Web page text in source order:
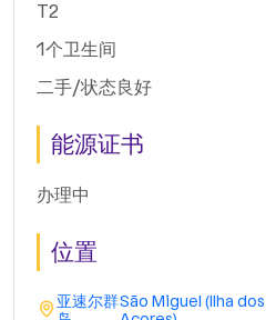
T2
1个卫生间
二手/状态良好
能源证书
办理中
位置
亚速尔群São Miguel (Ilha dos